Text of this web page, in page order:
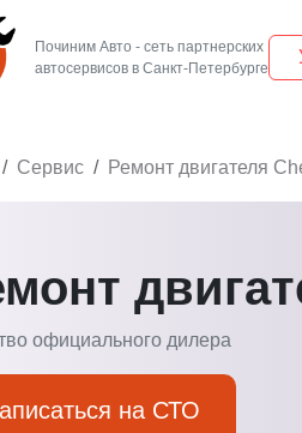
Починим Авто - сеть партнерских
Сервис Ремонт двигателя
официального дилера
на СТО